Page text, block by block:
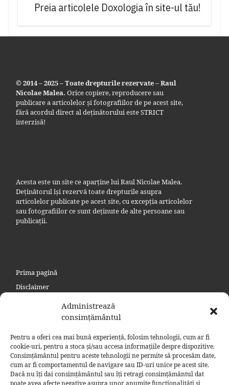
Administrează
consimțământul
Pentru a oferi cea mai bună experiență, folosim tehnologii, cum ar fi
cookie-uri, pentru a stoca și/sau accesa informațiile despre dispozitive.
Consimțământul pentru aceste tehnologii ne permite să procesăm date,
cum ar fi comportamentul de navigare sau ID-uri unice pe acest site.
Dacă nu îți dai consimțământul sau îți retragi consimțământul dat
poate avea afecte negative asupra unor anumite funcționalități și
Preia articolele Doxologia în site-ul tău!
© 2014 – 2025 – Toate drepturile rezervate – Raul
Nicolae Malea. Orice copiere, reproducere sau
publicare a articolelor și fotografiilor de pe acest site,
fără acordul direct al deținătorului este STRICT
interzisă!
Acesta este un site ce aparține lui Raul Nicolae Malea.
Deținătorul își rezervă toate drepturile asupra
articolelor publicate pe acest site, cu excepția articolelor
sau fotografiilor ce sunt deținute de alte persoane sau
publicații.
Prima pagină
Disclaimer
Politica de confidențialitate
Politica privind cookie
Politică cookie-uri (UE)
Politică cookie-uri (Regatul Unit)